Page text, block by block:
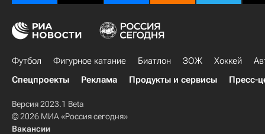
Футбол Фигурное катание Биатлон ЗОЖ Хоккей
Спецпроекты
Реклама Продукты и сервисы Пресс-
Версия 2023.1 Beta
© 2026 МИА «Россия сегодня»
Вакансии